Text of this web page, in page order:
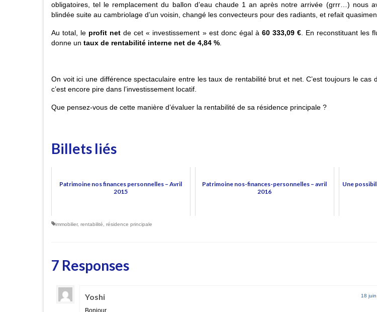
obligatoires, tel le remplacement du ballon d’eau chaude 1 an après notre arrivée (grrr…) nous
blindée suite au cambriolage d’un voisin, changé les convecteurs pour des radiants, et refait
Au total, le profit netde cet « investissement » est donc égal à 60 333,09 €. En reconstituant les
donne un taux de rentabilité interne net de 4,84 %
On voit ici une différence spectaculaire entre les taux de rentabilité brut et net. C’est toujours le cas
c’est encore pire dans l’investissement locatif.
Que pensez-vous de cette manière d’évaluer la rentabilité de sa résidence principale ?
Billets liés
Patrimoine nos finances personnelles – Avril
2015
Patrimoine nos-finances-personnelles – avril
2016
Une
immobilier, rentabilité résidence principale
7 Responses
Yoshi 18
Bonjour,